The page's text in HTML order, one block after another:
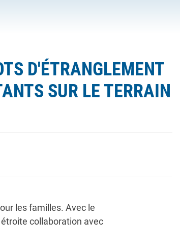
D'ÉTRANGLEMENT
SUR LE TERRAIN
les familles. Avec le
collaboration avec